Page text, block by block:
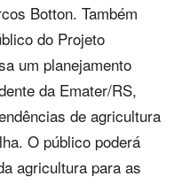
Botton. Também
do Projeto
um planejamento
da Emater/RS,
de agricultura
O público poderá
agricultura para as